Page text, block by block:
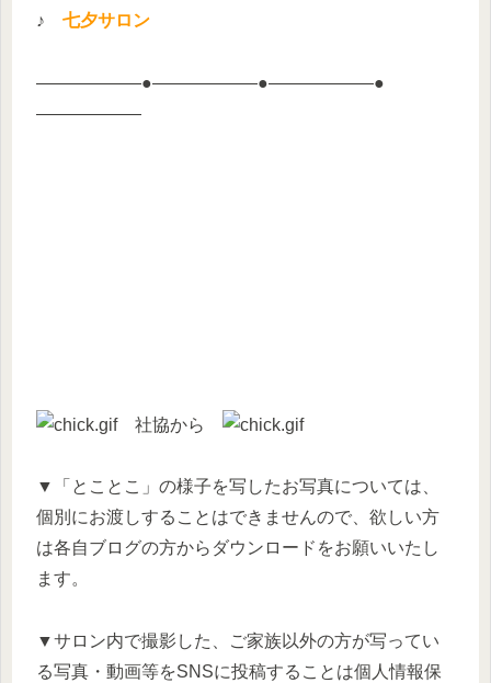
♪ 七夕サロン
——————●——————●——————●
——————
社協から
▼「とことこ」の様子を写したお写真については、
個別にお渡しすることはできませんので、欲しい方
は各自ブログの方からダウンロードをお願いいたし
ます。
▼サロン内で撮影した、ご家族以外の方が写ってい
る写真・動画等をSNSに投稿することは個人情報保